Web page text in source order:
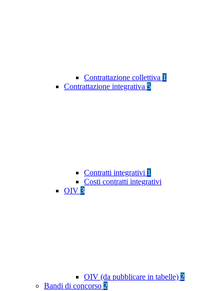
Contrattazione collettiva 1
Contrattazione integrativa 5
Contratti integrativi 1
Costi contratti integrativi
OIV 3
OIV (da pubblicare in tabelle) 2
Bandi di concorso 2